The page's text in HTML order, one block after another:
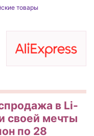
товары
в Li-
своей мечты
по 28